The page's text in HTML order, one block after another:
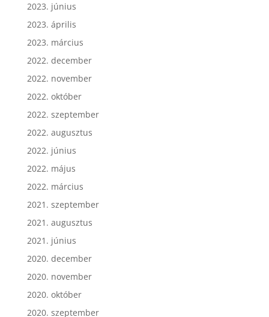
2023. június
2023. április
2023. március
2022. december
2022. november
2022. október
2022. szeptember
2022. augusztus
2022. június
2022. május
2022. március
2021. szeptember
2021. augusztus
2021. június
2020. december
2020. november
2020. október
2020. szeptember